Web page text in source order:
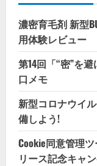
濃密育毛剤 新型
用体験レビュー
第14回「“密”を
口メモ
新型コロナウイ
備しよう!
Cookie同意管理
リース記念キャ